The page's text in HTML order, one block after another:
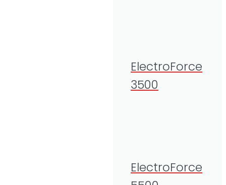
ElectroForce
3500
ElectroForce